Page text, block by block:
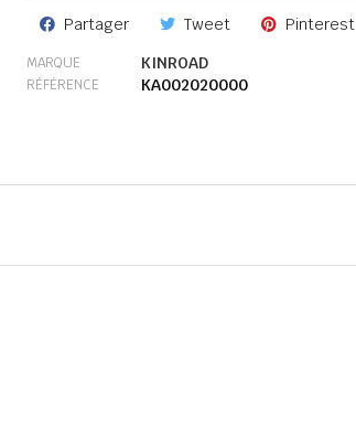
Partager Tweet Pinterest
MARQUE KINROAD
RÉFÉRENCE KA002020000